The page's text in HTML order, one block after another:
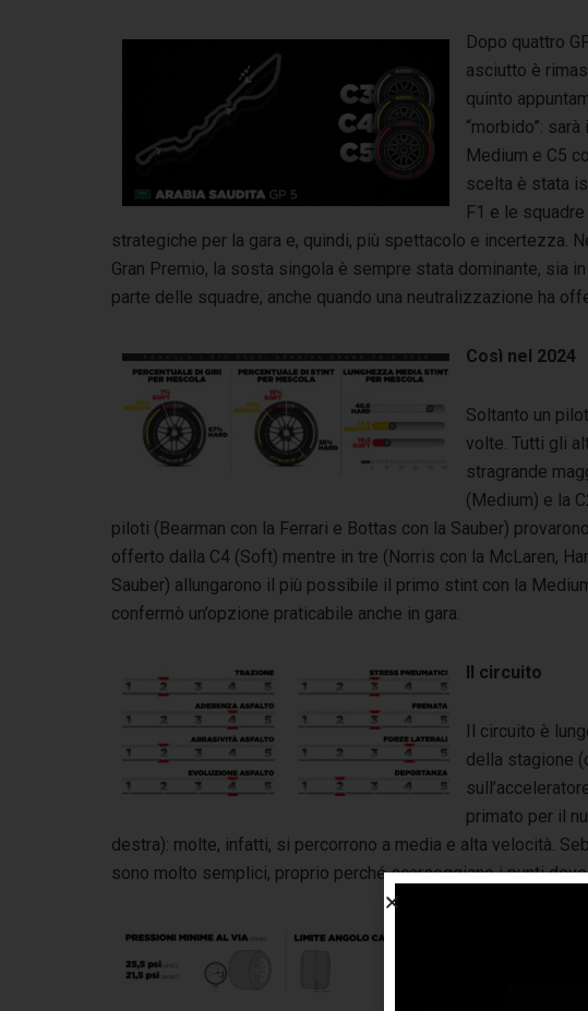
Dopo quattro
asciutto è
quinto
“morbido”:
Medium e C5
scelta è stata
F1 e le
strategiche per la gara e, quindi, più spettacolo e incertezza.
Gran Premio, la sosta singola è sempre stata dominante, sia
parte delle squadre, anche quando una neutralizzazione ha
Così nel 2024
Soltanto un
volte. Tutti gli
stragrande
(Medium) e la
piloti (Bearman con la Ferrari e Bottas con la Sauber)
offerto dalla C4 (Soft) mentre in tre (Norris con la McLaren,
Sauber) allungarono il più possibile il primo stint con la
confermò un’opzione praticabile anche in gara.
Il circuito
Il circuito è
della stagione
primato per il
destra): molte, infatti, si percorrono a media e alta velocità.
sono molto semplici, proprio perché scarseggiano i punti